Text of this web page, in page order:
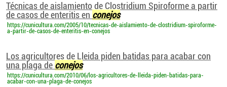
Técnicas de aislamiento de Clostridium Spiroforme a partir
de casos de enteritis en conejos
https://cunicultura.com/2005/10/tecnicas-de-aislamiento-de-clostridium-spiroforme-
a-partir-de-casos-de-enteritis-en-conejos
Los agricultores de Lleida piden batidas para acabar con
una plaga de conejos
https://cunicultura.com/2010/06/los-agricultores-de-lleida-piden-batidas-para-
acabar-con-una-plaga-de-conejos